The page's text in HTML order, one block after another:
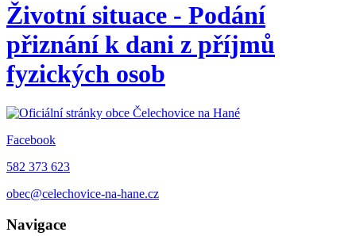
Životní situace - Podání
přiznání k dani z příjmů
fyzických osob
Facebook
582 373 623
obec@celechovice-na-hane.cz
Navigace